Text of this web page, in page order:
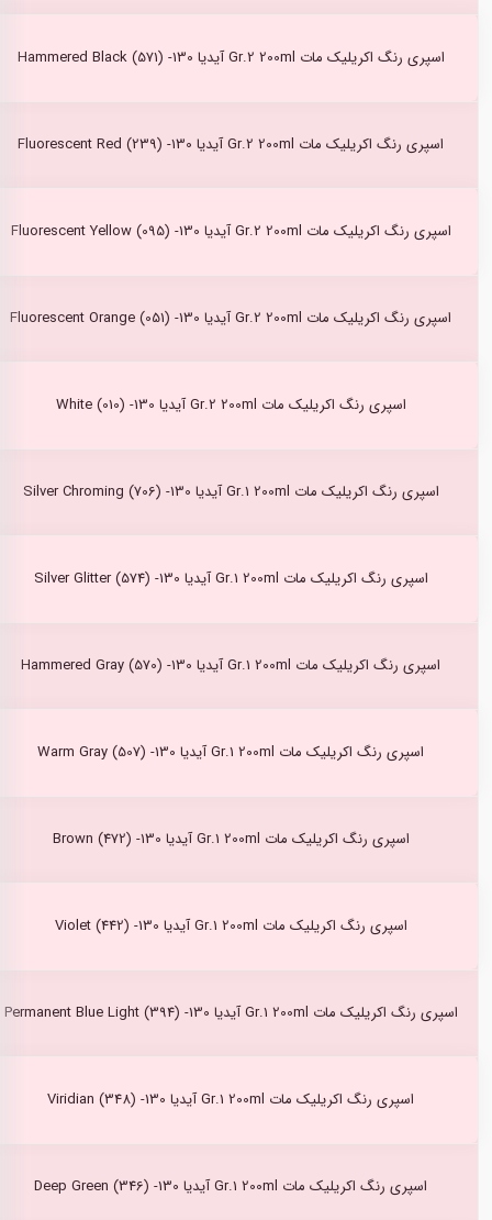
اسپری رنگ اکریلیک مات Gr.2 200ml آیدیا Hammered Black (571) -130
اسپری رنگ اکریلیک مات Gr.2 200ml آیدیا Fluorescent Red (239) -130
اسپری رنگ اکریلیک مات Gr.2 200ml آیدیا Fluorescent Yellow (095) -130
اسپری رنگ اکریلیک مات Gr.2 200ml آیدیا Fluorescent Orange (051) -130
اسپری رنگ اکریلیک مات Gr.2 200ml آیدیا White (010) -130
اسپری رنگ اکریلیک مات Gr.1 200ml آیدیا Silver Chroming (706) -130
اسپری رنگ اکریلیک مات Gr.1 200ml آیدیا Silver Glitter (574) -130
اسپری رنگ اکریلیک مات Gr.1 200ml آیدیا Hammered Gray (570) -130
اسپری رنگ اکریلیک مات Gr.1 200ml آیدیا Warm Gray (507) -130
اسپری رنگ اکریلیک مات Gr.1 200ml آیدیا Brown (472) -130
اسپری رنگ اکریلیک مات Gr.1 200ml آیدیا Violet (442) -130
اسپری رنگ اکریلیک مات Gr.1 200ml آیدیا Permanent Blue Light (394) -130
اسپری رنگ اکریلیک مات Gr.1 200ml آیدیا Viridian (348) -130
اسپری رنگ اکریلیک مات Gr.1 200ml آیدیا Deep Green (346) -130